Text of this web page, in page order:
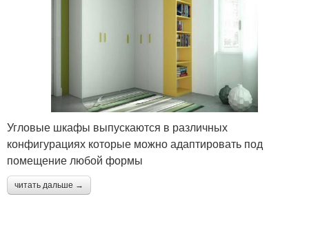
Угловые шкафы выпускаются в различных
конфигурациях которые можно адаптировать под
помещение любой формы
читать дальше →